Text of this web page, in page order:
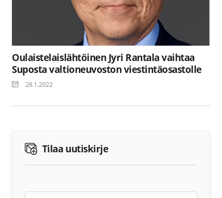
Oulaistelaislähtöinen Jyri Rantala vaihtaa
Suposta valtioneuvoston viestintäosastolle
28.1.2022
Tilaa uutiskirje